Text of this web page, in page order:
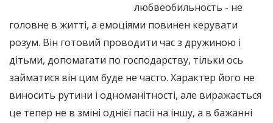
любвеобильность - не
головне в житті, а емоціями повинен керувати
розум. Він готовий проводити час з дружиною і
дітьми, допомагати по господарству, тільки ось
займатися він цим буде не часто. Характер його не
виносить рутини і одноманітності, але виражається
це тепер не в зміні однієї пасії на іншу, а в бажанні